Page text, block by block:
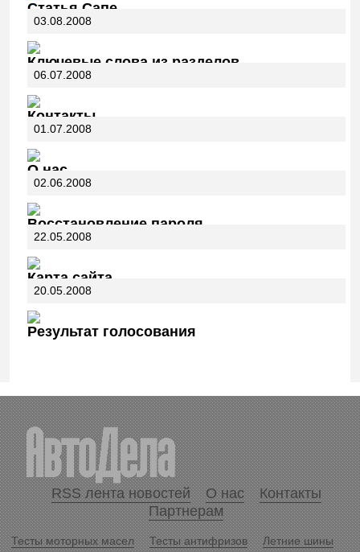
Статья Сапе
03.08.2008
Ключевые слова из разделов
06.07.2008
Контакты
01.07.2008
О нас
02.06.2008
Восстановление пароля
22.05.2008
Карта сайта
20.05.2008
Результат голосования
RSS лента новостей О нас
Контакты
Партнерам
Тесты моторных масел Тесты антифризов
Летние шины